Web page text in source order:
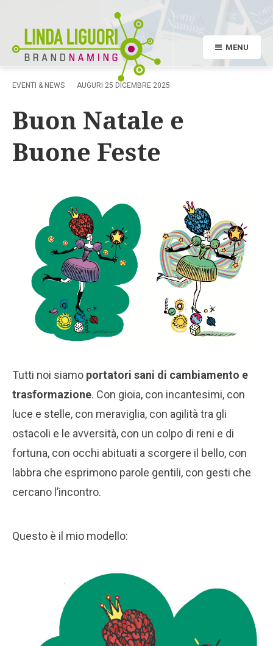
MENU
EVENTI & NEWS AUGURI 25 DICEMBRE 2025
Buon Natale e
Buone Feste
Tutti noi siamo portatori sani di cambiamento e
trasformazione. Con gioia, con incantesimi, con
luce e stelle, con meraviglia, con agilità tra gli
ostacoli e le avversità, con un colpo di reni e di
fortuna, con occhi abituati a scorgere il bello, con
labbra che esprimono parole gentili, con gesti che
cercano l’incontro.
Questo è il mio modello: